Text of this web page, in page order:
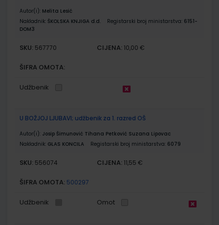
Autor(i): Melita Lesić
Nakladnik: ŠKOLSKA KNJIGA d.d. Registarski broj ministarstva: 6151-
DOM3
SKU: 567770 CIJENA: 10,00 €
ŠIFRA OMOTA:
Udžbenik
U BOŽJOJ LJUBAVI; udžbenik za 1. razred OŠ
Autor(i): Josip Šimunović Tihana Petković Suzana Lipovac
Nakladnik: GLAS KONCILA Registarski broj ministarstva: 6079
SKU: 556074 CIJENA: 11,55 €
ŠIFRA OMOTA: 500297
Udžbenik Omot